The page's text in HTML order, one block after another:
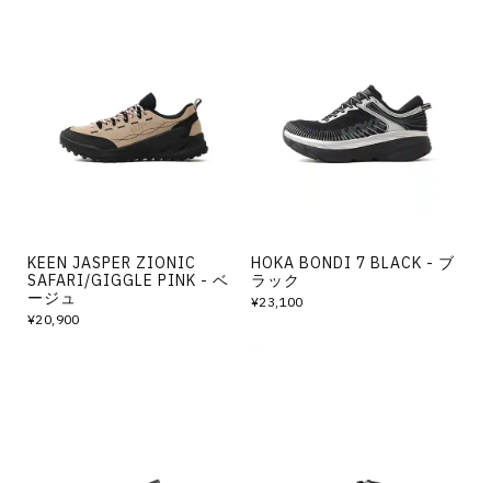
KEEN JASPER ZIONIC
SAFARI/GIGGLE PINK - ベ
ージュ
¥20,900
HOKA BONDI 7 BLACK - ブ
ラック
¥23,100